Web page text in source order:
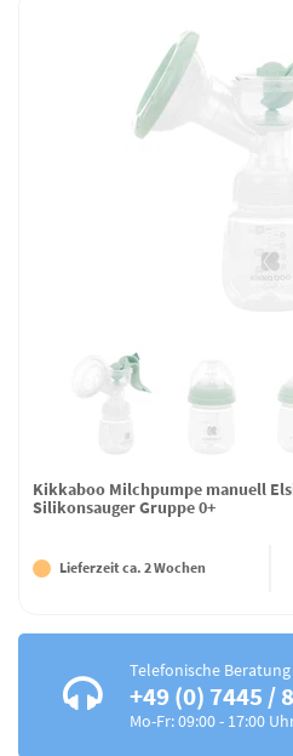
Telefonische
+49 (0) 7445 /
Mo-Fr: 09:00 - 17:00
Kikkaboo Milchpumpe manuell
Silikonsauger Gruppe 0+
Lieferzeit ca. 2 Wochen